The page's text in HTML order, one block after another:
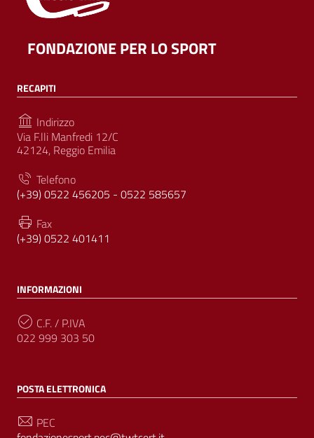
FONDAZIONE PER LO SPORT
RECAPITI
Indirizzo
Via F.lli Manfredi 12/C
42124, Reggio Emilia
Telefono
(+39) 0522 456205 - 0522 585657
Fax
(+39) 0522 401411
INFORMAZIONI
C.F. / P.IVA
022 999 303 50
POSTA ELETTRONICA
PEC